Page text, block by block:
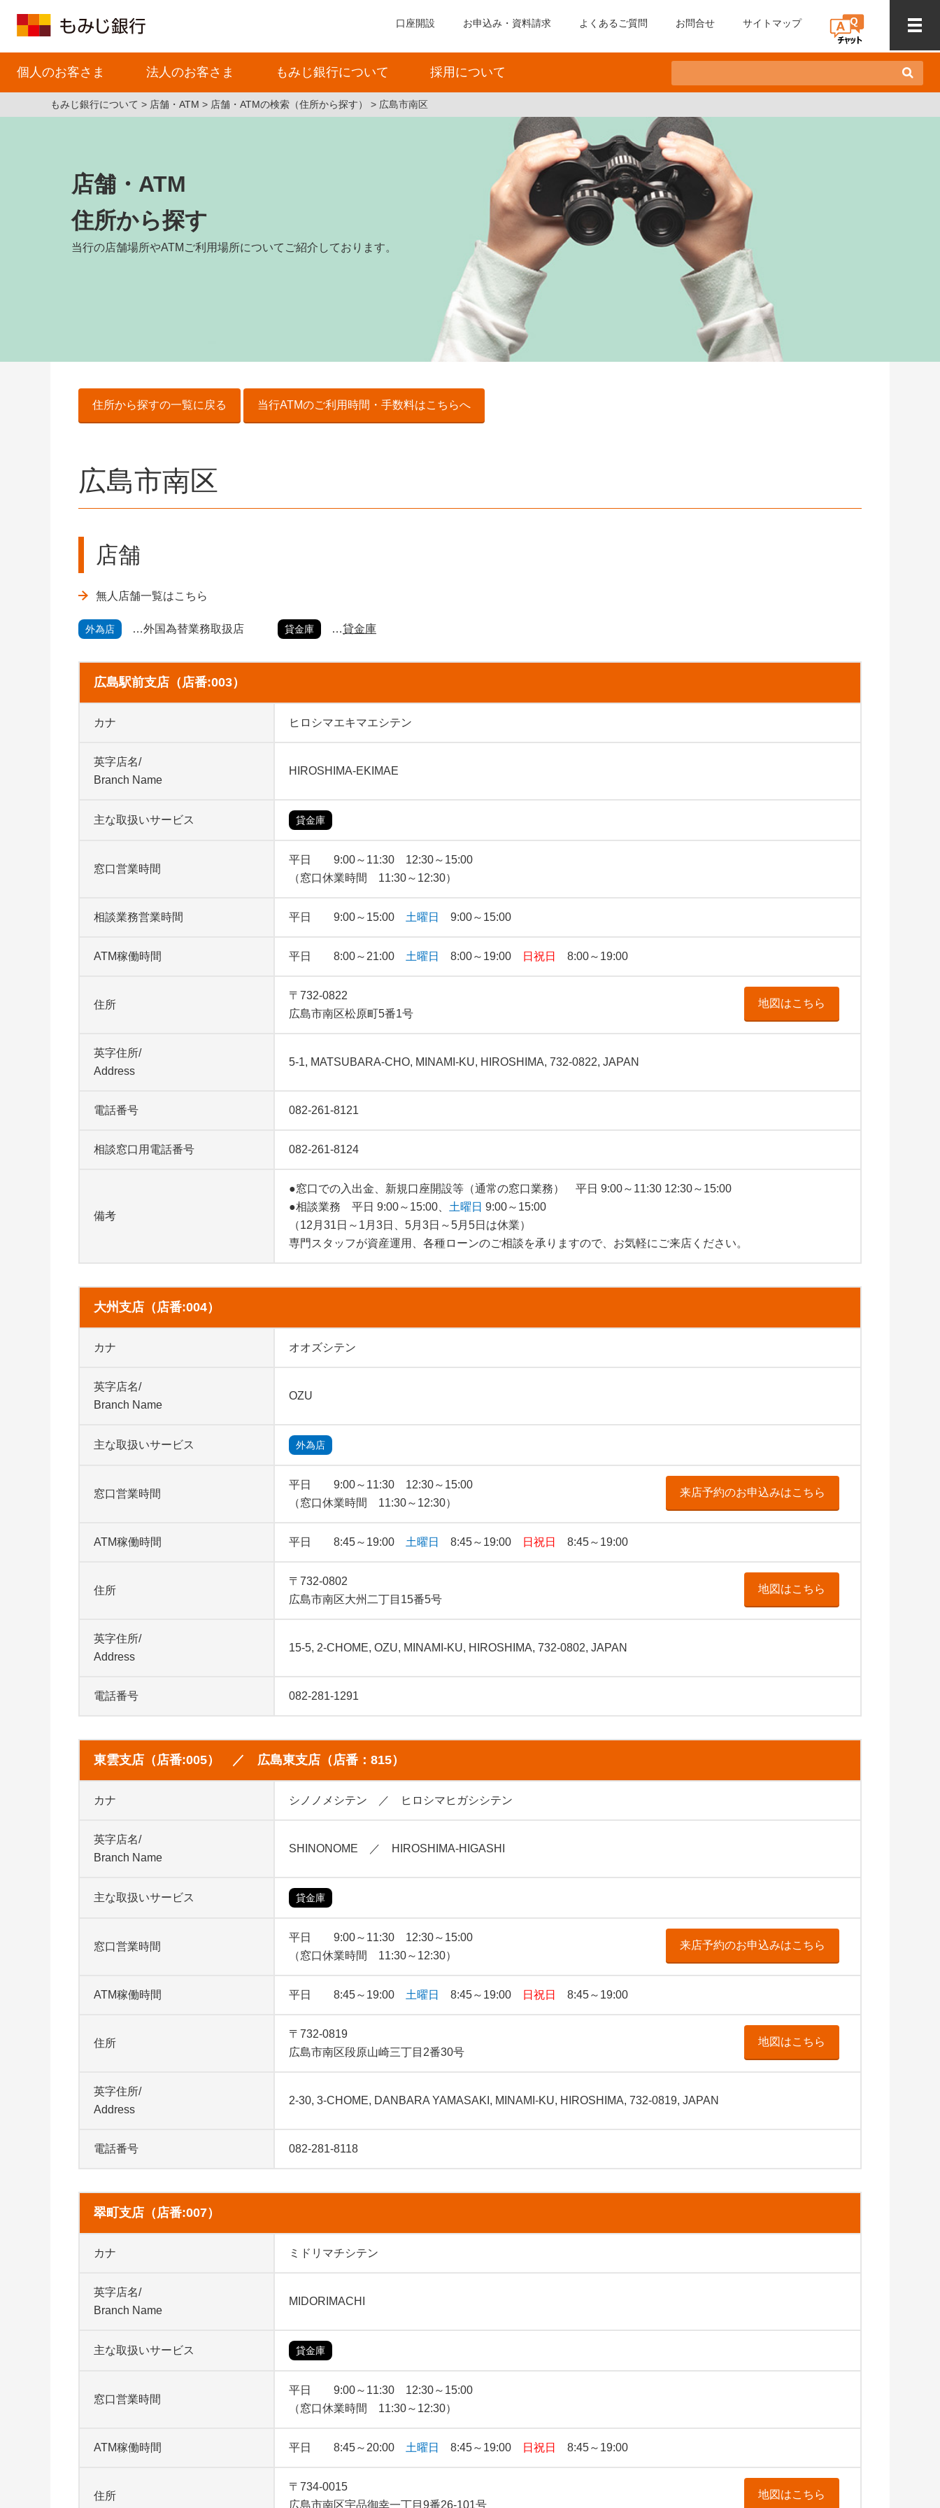
口座開設 お申込み・資料請求 よくあるご質問 お問合せ サイトマップ
個人のお客さま 法人のお客さま もみじ銀行について 採用について
もみじ銀行について 店舗・ATM 店舗・ATMの検索（住所から探す） 広島市南区
店舗・ATM
住所から探す
当行の店舗場所やATMご利用場所についてご紹介しております。
住所から探すの一覧に戻る 当行ATMのご利用時間・手数料はこちらへ
広島市南区
店舗
無人店舗一覧はこちら
外為店 外国為替業務取扱店 貸金庫 貸金庫
広島駅前支店（店番:003）
カナ ヒロシマエキマエシテン
英字店名/
Branch Name
HIROSHIMA-EKIMAE
主な取扱いサービス 貸金庫
窓口営業時間
平日 9:00～11:30 12:30～15:00
（窓口休業時間 11:30～12:30）
相談業務営業時間 平日 9:00～15:00 土曜日 9:00～15:00
ATM稼働時間 平日 8:00～21:00 土曜日 8:00～19:00 日祝日 8:00～19:00
住所
〒732-0822
広島市南区松原町5番1号
地図はこちら
英字住所/
Address
5-1, MATSUBARA-CHO, MINAMI-KU, HIROSHIMA, 732-0822, JAPAN
電話番号 082-261-8121
相談窓口用電話番号 082-261-8124
備考
●窓口での入出金、新規口座開設等（通常の窓口業務） 平日 9:00～11:30 12:30～15:00
●相談業務 平日 9:00～15:00、 土曜日 9:00～15:00
（12月31日～1月3日、5月3日～5月5日は休業）
専門スタッフが資産運用、各種ローンのご相談を承りますので、お気軽にご来店ください。
大州支店（店番:004）
カナ オオズシテン
英字店名/
Branch Name
OZU
主な取扱いサービス 外為店
窓口営業時間
平日 9:00～11:30 12:30～15:00
（窓口休業時間 11:30～12:30）
来店予約のお申込みはこちら
ATM稼働時間 平日 8:45～19:00 土曜日 8:45～19:00 日祝日 8:45～19:00
住所
〒732-0802
広島市南区大州二丁目15番5号
地図はこちら
英字住所/
Address
15-5, 2-CHOME, OZU, MINAMI-KU, HIROSHIMA, 732-0802, JAPAN
電話番号 082-281-1291
東雲支店（店番:005） ／ 広島東支店（店番：815）
カナ シノノメシテン ／ ヒロシマヒガシシテン
英字店名/
Branch Name
SHINONOME ／ HIROSHIMA-HIGASHI
主な取扱いサービス 貸金庫
窓口営業時間
平日 9:00～11:30 12:30～15:00
（窓口休業時間 11:30～12:30）
来店予約のお申込みはこちら
ATM稼働時間 平日 8:45～19:00 土曜日 8:45～19:00 日祝日 8:45～19:00
住所
〒732-0819
広島市南区段原山崎三丁目2番30号
地図はこちら
英字住所/
Address
2-30, 3-CHOME, DANBARA YAMASAKI, MINAMI-KU, HIROSHIMA, 732-0819, JAPAN
電話番号 082-281-8118
翠町支店（店番:007）
カナ ミドリマチシテン
英字店名/
Branch Name
MIDORIMACHI
主な取扱いサービス 貸金庫
窓口営業時間
平日 9:00～11:30 12:30～15:00
（窓口休業時間 11:30～12:30）
ATM稼働時間 平日 8:45～20:00 土曜日 8:45～19:00 日祝日 8:45～19:00
住所
〒734-0015
広島市南区宇品御幸一丁目9番26‐101号
地図はこちら